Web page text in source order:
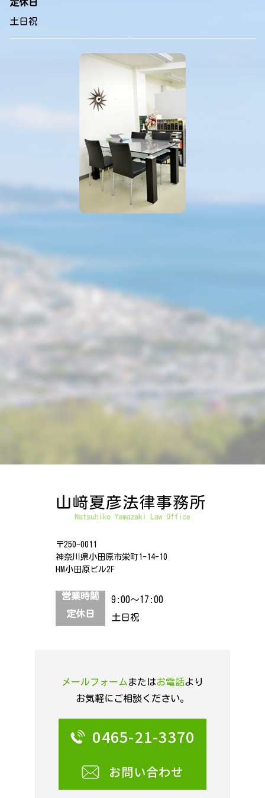
定休日
土日祝
〒250-0011
神奈川県小田原市栄町1-14-10
HM小田原ビル2F
営業時間
9:00～17:00
定休日
土日祝
メールフォームまたはお電話より
お気軽にご相談ください。
0465-21-3370
お問い合わせ